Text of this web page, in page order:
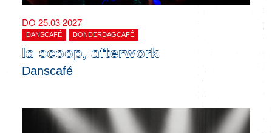
DO 25.03 2027
DANSCAFÉ DONDERDAGCAFÉ
la scoop, afterwork
Danscafé